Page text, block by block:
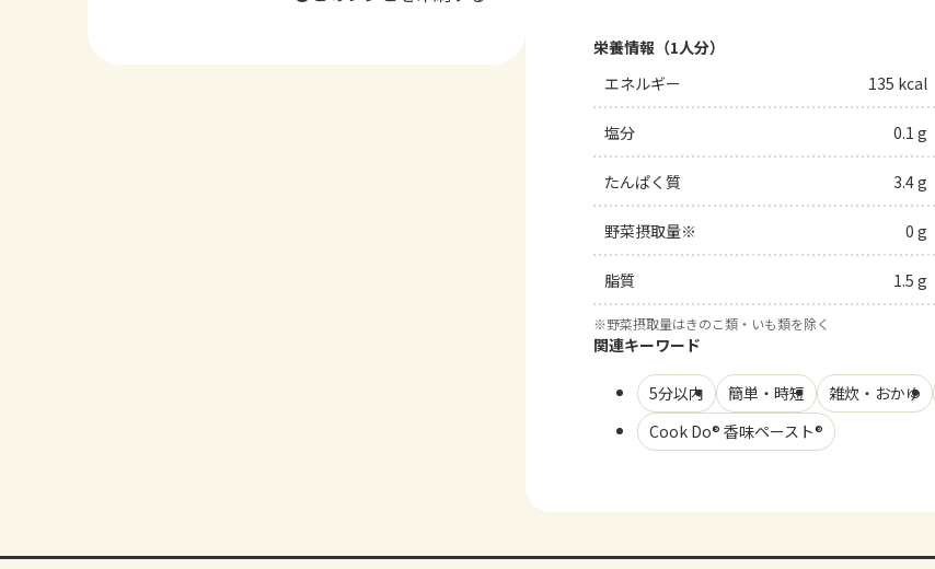
栄養情報（1人分）
エネルギー
135 kcal
塩分 0.1 g
たんぱく質 3.4 g
野菜摂取量※ 0 g
脂質 1.5 g
※野菜摂取量はきのこ類・いも類を除く
関連キーワード
5分以内 簡単・時短 雑炊・おかゆ
Cook Do® 香味ペースト®